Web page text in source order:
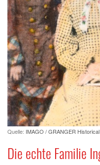
Quelle: IMAGO / GRANGER
Die echte Familie